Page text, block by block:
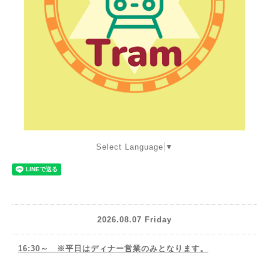
Select Language ▼
2026.08.07 Friday
16:30～ ※平日はディナー営業のみとなります。